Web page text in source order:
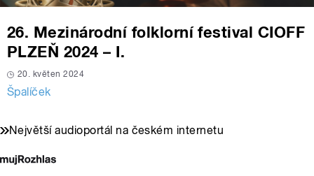
26. Mezinárodní folklorní festival CIOFF
PLZEŇ 2024 – I.
20. květen 2024
Špalíček
Největší audioportál na českém internetu